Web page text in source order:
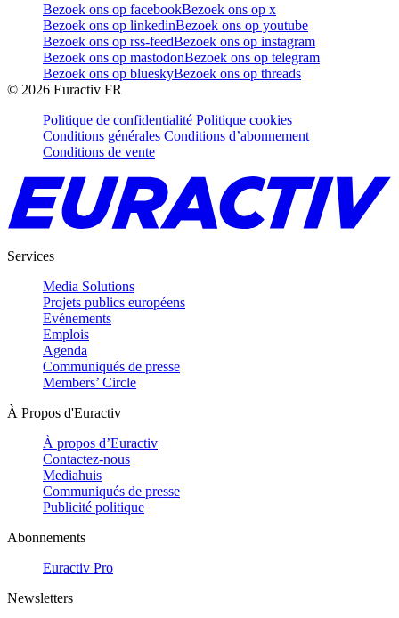
Bezoek ons op facebookBezoek ons op x
Bezoek ons op linkedinBezoek ons op youtube
Bezoek ons op rss-feedBezoek ons op instagram
Bezoek ons op mastodonBezoek ons op telegram
Bezoek ons op blueskyBezoek ons op threads
© 2026 Euractiv FR
Politique de confidentialité Politique cookies
Conditions générales Conditions d’abonnement
Conditions de vente
Services
Media Solutions
Projets publics européens
Evénements
Emplois
Agenda
Communiqués de presse
Members’ Circle
À Propos d'Euractiv
À propos d’Euractiv
Contactez-nous
Mediahuis
Communiqués de presse
Publicité politique
Abonnements
Euractiv Pro
Newsletters